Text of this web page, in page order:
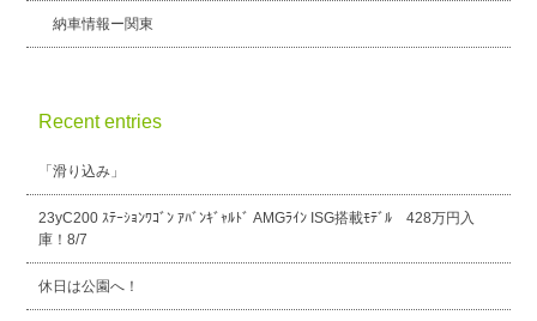
納車情報ー関東
Recent entries
「滑り込み」
23yC200 ｽﾃｰｼｮﾝﾜｺﾞﾝ ｱﾊﾞﾝｷﾞｬﾙﾄﾞ AMGﾗｲﾝ ISG搭載ﾓﾃﾞﾙ 428万円入
庫！8/7
休日は公園へ！